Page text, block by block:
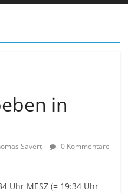
in
Sävert
0 Kommentare
Uhr MESZ (= 19:34 Uhr